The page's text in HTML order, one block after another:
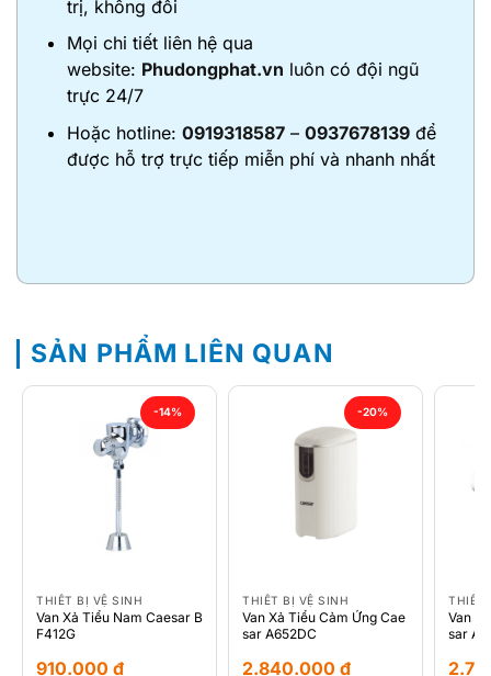
trị, không đổi
Mọi chi tiết liên hệ qua
website: Phudongphat.vn luôn có đội ngũ
trực 24/7
Hoặc hotline: 0919318587 – 0937678139 để
được hỗ trợ trực tiếp miễn phí và nhanh nhất
SẢN PHẨM LIÊN QUAN
-14%
THIẾT BỊ VỆ SINH
Van Xả Tiểu Nam Caesar B
F412G
910.000 ₫
-20%
THIẾT BỊ VỆ SINH
Van Xả Tiểu Cảm Ứng Cae
sar A652DC
2.840.000₫
THIẾT
Van
sar